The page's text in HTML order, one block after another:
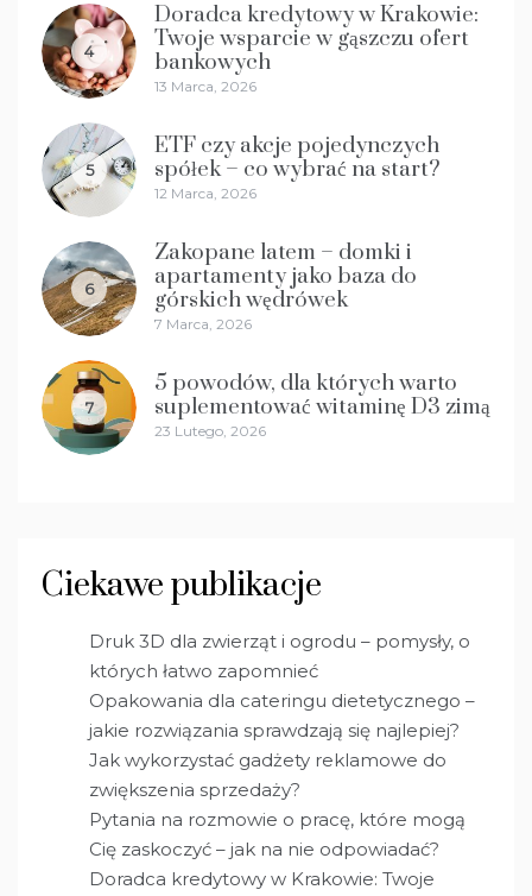
4
Doradca kredytowy w Krakowie:
Twoje wsparcie w gąszczu ofert
bankowych
13 Marca, 2026
5
ETF czy akcje pojedynczych
spółek – co wybrać na start?
12 Marca, 2026
6
Zakopane latem – domki i
apartamenty jako baza do
górskich wędrówek
7 Marca, 2026
7
5 powodów, dla których warto
suplementować witaminę D3 zimą
23 Lutego, 2026
Ciekawe publikacje
Druk 3D dla zwierząt i ogrodu – pomysły, o
których łatwo zapomnieć
Opakowania dla cateringu dietetycznego –
jakie rozwiązania sprawdzają się najlepiej?
Jak wykorzystać gadżety reklamowe do
zwiększenia sprzedaży?
Pytania na rozmowie o pracę, które mogą
Cię zaskoczyć – jak na nie odpowiadać?
Doradca kredytowy w Krakowie: Twoje